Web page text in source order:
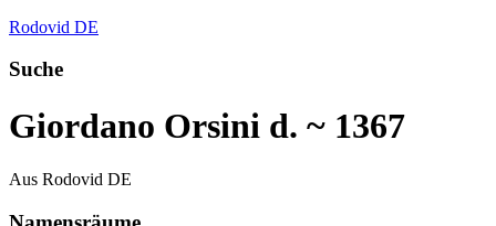
Rodovid DE
Suche
Giordano Orsini d. ~ 1367
Aus Rodovid DE